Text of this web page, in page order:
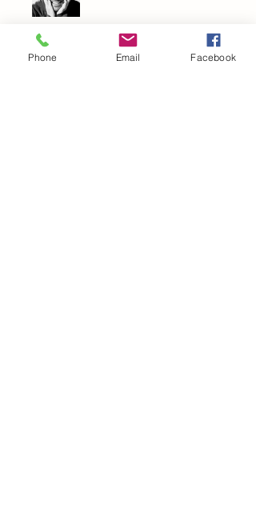
Precio
Phone Email Facebook